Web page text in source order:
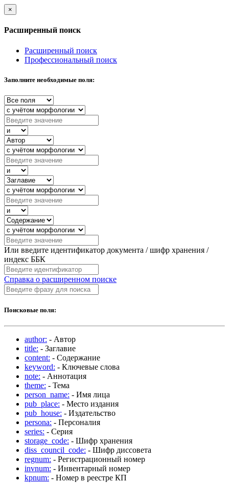
×
Расширенный поиск
Расширенный поиск
Профессиональный поиск
Заполните необходимые поля:
Или введите идентификатор документа / шифр хранения /
индекс ББК
Справка о расширенном поиске
Поисковые поля:
author: - Автор
title: - Заглавие
content: - Содержание
keyword: - Ключевые слова
note: - Аннотация
theme: - Тема
person_name: - Имя лица
pub_place: - Место издания
pub_house: - Издательство
persona: - Персоналия
series: - Серия
storage_code: - Шифр хранения
diss_council_code: - Шифр диссовета
regnum: - Регистрационный номер
invnum: - Инвентарный номер
kpnum: - Номер в реестре КП